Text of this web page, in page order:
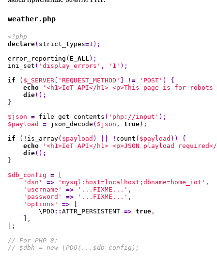
weather.php
<?php
declare( strict_types=1 );
error_reporting ( E_ALL );
ini_set ( 'display_errors' , '1' );
if
( $_SERVER [ 'REQUEST_METHOD' ] != 'POST' )
{
echo
'<h1>IoT API</h1> <p>This page is for
die();
}
$json = file_get_contents ( 'php://input' );
$payload
= json_decode ( $json , true);
if
( ! is_array( $payload ) ! count ( $payload ))
{
echo
'<h1>IoT API</h1> <p>JSON playload
die();
}
$db_config =
[
'dsn'
=> 'mysql:host=localhost;dbname=home_iot' ,
'username'
=> '...FIXME...' ,
'password'
=> '...FIXME...' ,
'options'
=>
[
\ PDO :: ATTR_PERSISTENT => true ,
],
];
// For PHP 8:
// $dbh = new \PDO(...$db_config);